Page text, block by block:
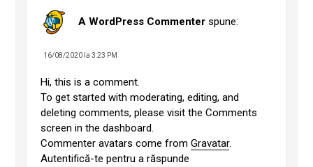
A WordPress Commenter spune:
16/08/2020 la 3:23 PM
Hi, this is a comment.
To get started with moderating, editing, and
deleting comments, please visit the Comments
screen in the dashboard.
Commenter avatars come fromGravatar.
Autentifică-te pentru a răspunde